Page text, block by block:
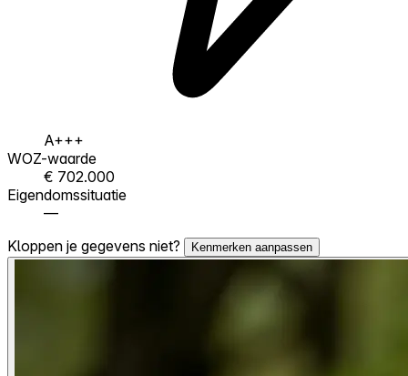
A+++
WOZ-waarde
€ 702.000
Eigendomssituatie
—
Kloppen je gegevens niet?
Kenmerken aanpassen